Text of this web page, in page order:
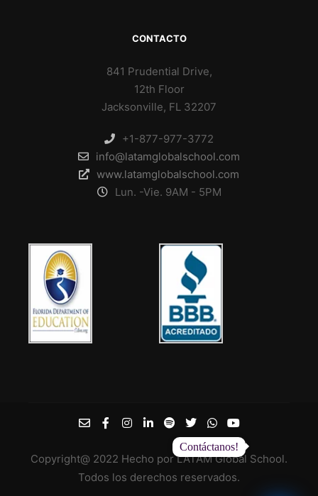
Contáctanos!
CONTACTO
841 Prudential Drive,
12th Floor
Jacksonville, FL 32207
+1-877-977-3772
info@latamglobalschool.com
www.latamglobalschool.com
Lun. -Vie. 9AM - 5PM
Copyright@ 2022 Hecho por LATAM Global School.
Todos los derechos reservados.